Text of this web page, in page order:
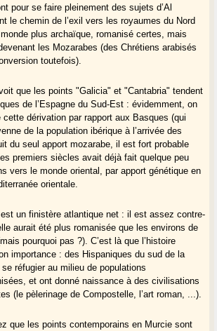
pour se faire pleinement des sujets d’Al
le chemin de l’exil vers les royaumes du Nord
plus archaïque, romanisé certes, mais
les Mozarabes (des Chrétiens arabisés
toutefois).
que les points "Galicia" et "Cantabria" tendent
de l’Espagne du Sud-Est : évidemment, on
cette dérivation par rapport aux Basques (qui
de la population ibérique à l’arrivée des
du seul apport mozarabe, il est fort probable
premiers siècles avait déjà fait quelque peu
vers le monde oriental, par apport génétique en
orientale.
un finistère atlantique net : il est assez contre-
aurait été plus romanisée que les environs de
pourquoi pas ?). C’est là que l’histoire
importance : des Hispaniques du sud de la
réfugier au milieu de populations
et ont donné naissance à des civilisations
(le pèlerinage de Compostelle, l’art roman, ...).
que les points contemporains en Murcie sont